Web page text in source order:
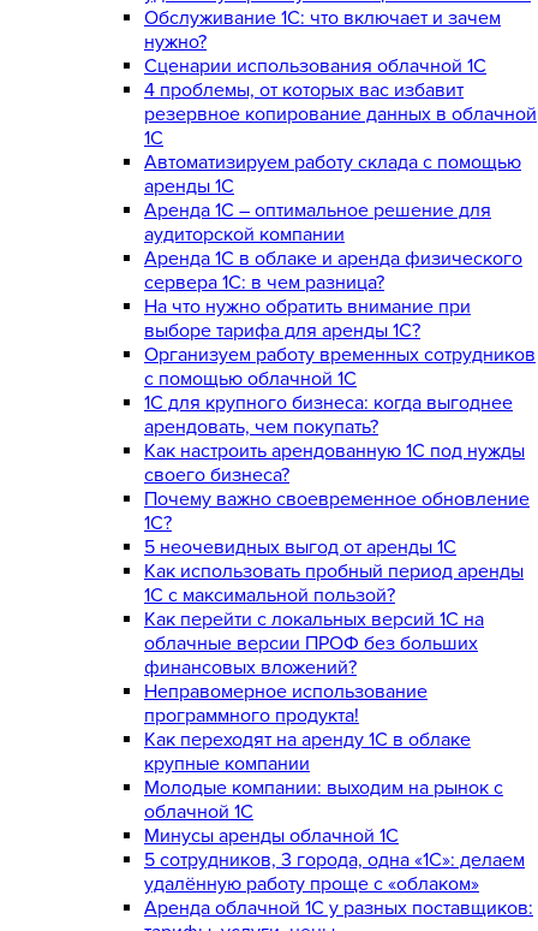
Обслуживание 1С: что включает и зачем
нужно?
Сценарии использования облачной 1С
4 проблемы, от которых вас избавит
резервное копирование данных в облачной
1С
Автоматизируем работу склада с помощью
аренды 1С
Аренда 1С – оптимальное решение для
аудиторской компании
Аренда 1С в облаке и аренда физического
сервера 1С: в чем разница?
На что нужно обратить внимание при
выборе тарифа для аренды 1С?
Организуем работу временных сотрудников
с помощью облачной 1С
1С для крупного бизнеса: когда выгоднее
арендовать, чем покупать?
Как настроить арендованную 1С под нужды
своего бизнеса?
Почему важно своевременное обновление
1С?
5 неочевидных выгод от аренды 1С
Как использовать пробный период аренды
1С с максимальной пользой?
Как перейти с локальных версий 1С на
облачные версии ПРОФ без больших
финансовых вложений?
Неправомерное использование
программного продукта!
Как переходят на аренду 1С в облаке
крупные компании
Молодые компании: выходим на рынок с
облачной 1С
Минусы аренды облачной 1С
5 сотрудников, 3 города, одна «1С»: делаем
удалённую работу проще с «облаком»
Аренда облачной 1С у разных поставщиков: